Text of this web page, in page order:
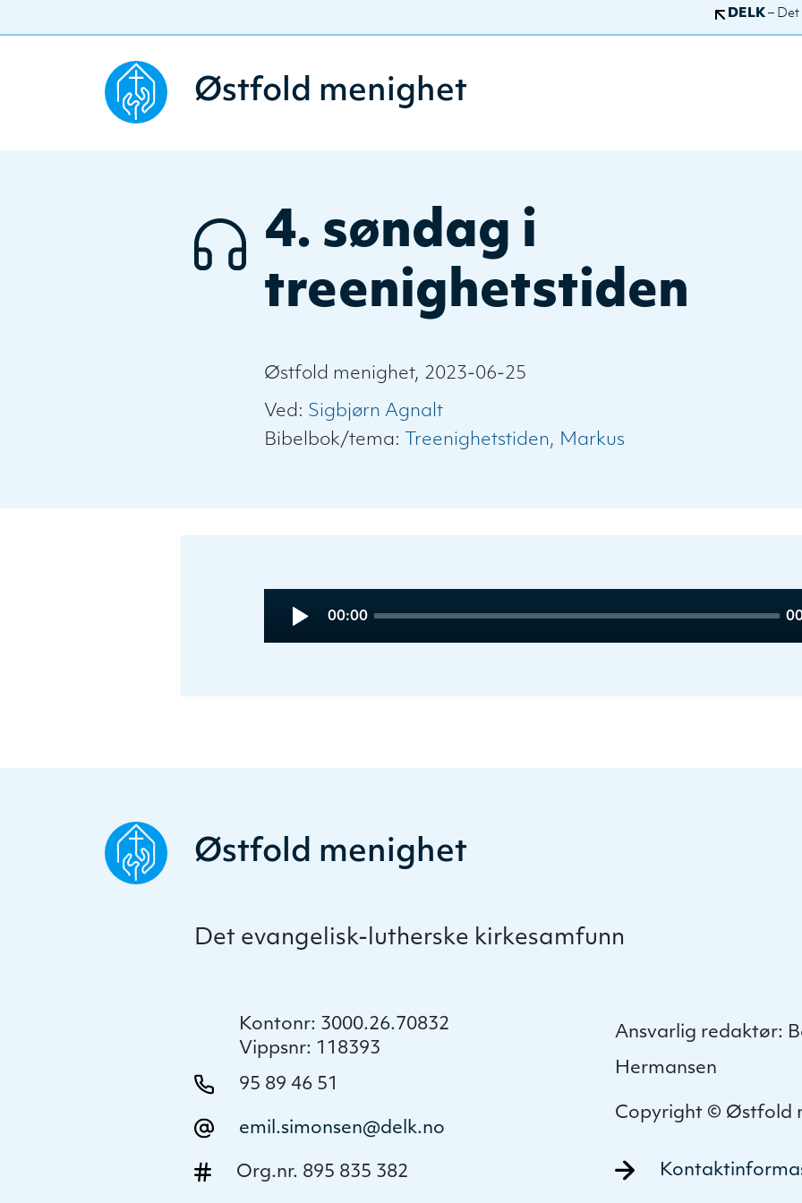
DELK –
Østfold menighet
4. søndag i
treenighetstiden
Østfold menighet, 2023-06-25
Ved: Sigbjørn Agnalt
Bibelbok/tema:
Treenighetstiden Markus
Audio
Player
Current
00:00
Østfold menighet
Det evangelisk-lutherske kirkesamfunn
Kontonr: 3000.26.70832
Vippsnr: 118393
95 89 46 51
emil.simonsen@delk.no
Org.nr. 895 835 382
Ansvarlig redaktør:
Hermansen
Copyright © Østfold